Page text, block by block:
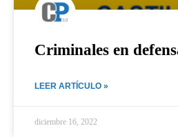
Criminales en
LEER ARTÍCULO »
diciembre 16, 2022